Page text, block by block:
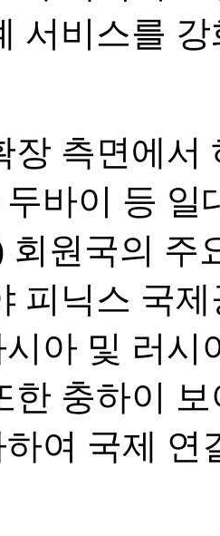
서비스를
장 측면에서
바이 등
회원국의
피닉스 국
아 및 러시
한 충하이
하여 국제